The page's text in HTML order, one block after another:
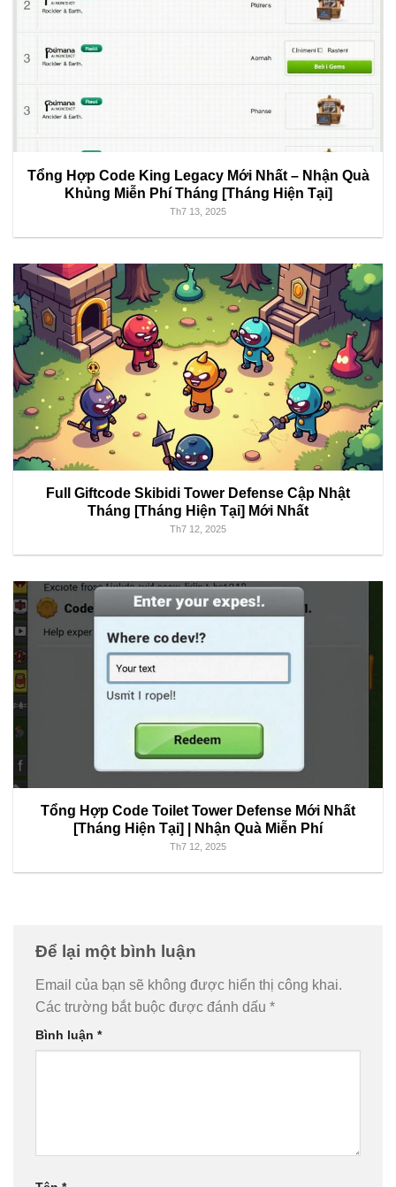
Tổng Hợp Code King Legacy Mới Nhất – Nhận Quà
Khủng Miễn Phí Tháng [Tháng Hiện Tại]
Th7 13, 2025
Full Giftcode Skibidi Tower Defense Cập Nhật
Tháng [Tháng Hiện Tại] Mới Nhất
Th7 12, 2025
Tổng Hợp Code Toilet Tower Defense Mới Nhất
[Tháng Hiện Tại] | Nhận Quà Miễn Phí
Th7 12, 2025
Để lại một bình luận
Email của bạn sẽ không được hiển thị công khai.
Các trường bắt buộc được đánh dấu *
Bình luận *